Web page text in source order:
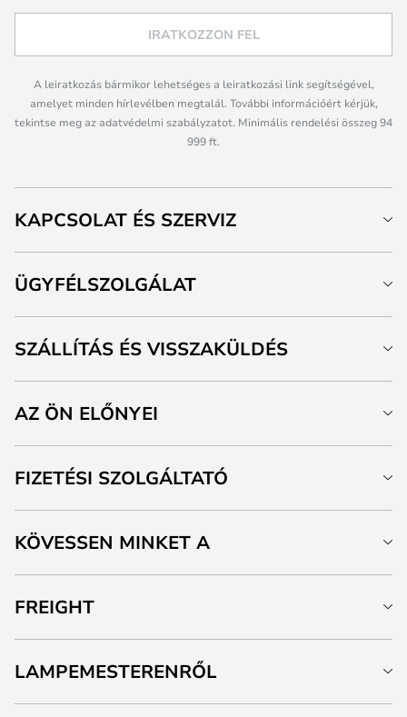
IRATKOZZON FEL
A leiratkozás bármikor lehetséges a leiratkozási link segítségével,
amelyet minden hírlevélben megtalál. További információért kérjük,
tekintse meg az adatvédelmi szabályzatot. Minimális rendelési összeg 94
999 ft.
KAPCSOLAT ÉS SZERVIZ
ÜGYFÉLSZOLGÁLAT
SZÁLLÍTÁS ÉS VISSZAKÜLDÉS
AZ ÖN ELŐNYEI
FIZETÉSI SZOLGÁLTATÓ
KÖVESSEN MINKET A
FREIGHT
LAMPEMESTERENRŐL